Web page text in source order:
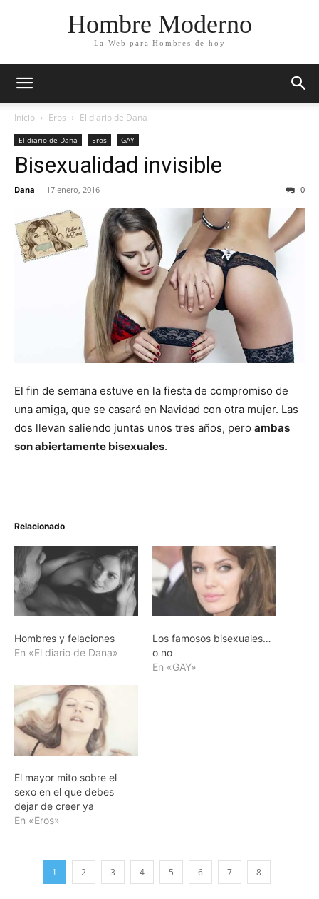
Hombre Moderno
La Web para Hombres de hoy
Inicio Eros El diario de Dana
El diario de Dana Eros GAY
Bisexualidad invisible
Dana - 17 enero, 2016 0
El fin de semana estuve en la fiesta de compromiso de
una amiga, que se casará en Navidad con otra mujer. Las
dos llevan saliendo juntas unos tres años, pero ambas
son abiertamente bisexuales.
Relacionado
Hombres y felaciones
En «El diario de Dana»
Los famosos bisexuales…
o no
En «GAY»
El mayor mito sobre el
sexo en el que debes
dejar de creer ya
En «Eros»
1 2 3 4 5 6 7 8